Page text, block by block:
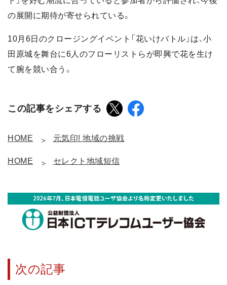
の展開に期待が寄せられている。
10月6日のクロージングイベント「花いけバトル」は、小
田原城を舞台に6人のフローリストらが即興で花を生け
て腕を競い合う。
この記事をシェアする
HOME 元気印! 地域の挑戦
HOME セレクト地域短信
次の記事